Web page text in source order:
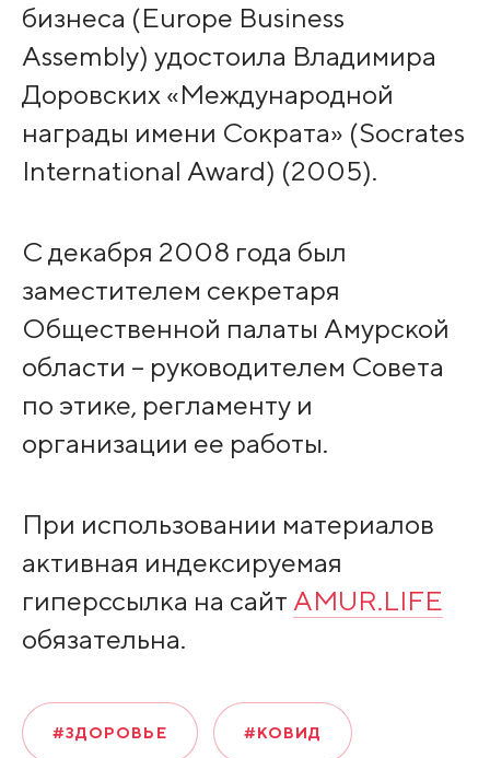
бизнеса (Europe Business
Assembly) удостоила Владимира
Доровских «Международной
награды имени Сократа» (Socrates
International Award) (2005).
С декабря 2008 года был
заместителем секретаря
Общественной палаты Амурской
области – руководителем Совета
по этике, регламенту и
организации ее работы.
При использовании материалов
активная индексируемая
гиперссылка на сайт AMUR.LIFE
обязательна.
#ЗДОРОВЬЕ #КОВИД